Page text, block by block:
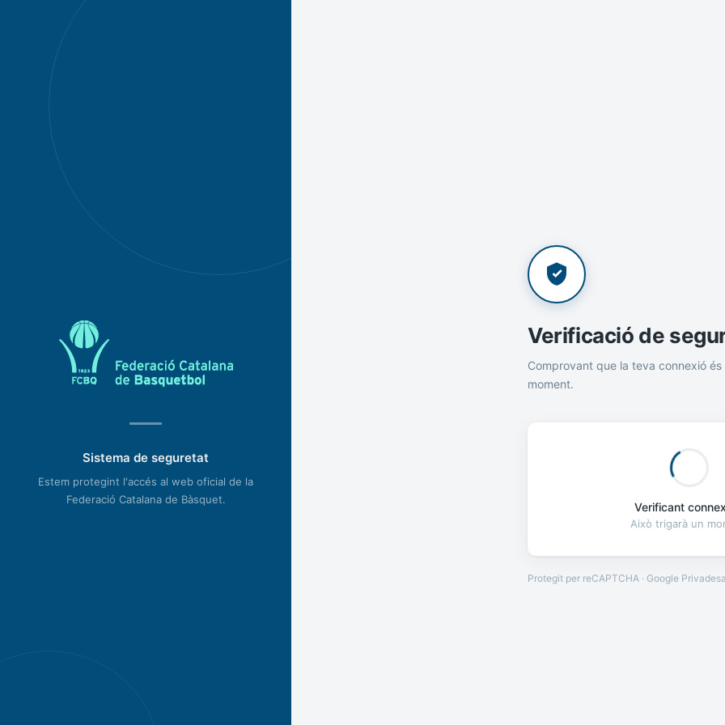
Sistema de seguretat
Estem protegint l'accés al web oficial de la
Federació Catalana de Bàsquet.
Verificació de
Comprovant que la teva connexió és
moment.
Verificant
Això trigarà un
Protegit per reCAPTCHA · Google Privadesa